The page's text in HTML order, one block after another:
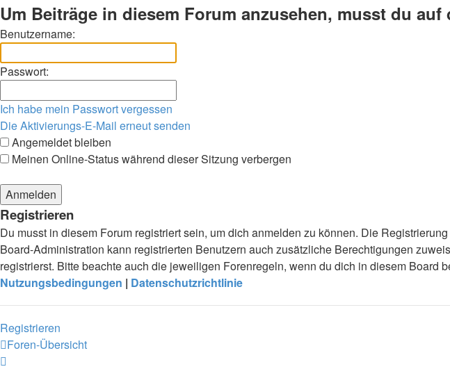
Um Beiträge in diesem Forum anzusehen, musst du
Benutzername:
Passwort:
Ich habe mein Passwort vergessen
Die Aktivierungs-E-Mail erneut senden
Angemeldet bleiben
Meinen Online-Status während dieser Sitzung verbergen
Registrieren
Du musst in diesem Forum registriert sein, um dich anmelden zu können. Die
Board-Administration kann registrierten Benutzern auch zusätzliche Berechtigungen
registrierst. Bitte beachte auch die jeweiligen Forenregeln, wenn du dich in diesem Board
Nutzungsbedingungen | Datenschutzrichtlinie
Registrieren
Foren-Übersicht